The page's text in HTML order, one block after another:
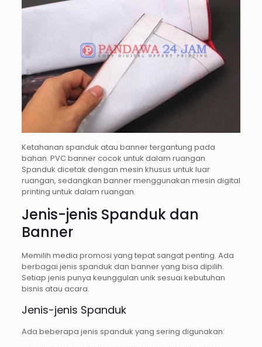
Ketahanan spanduk atau banner tergantung pada
bahan. PVC banner cocok untuk dalam ruangan.
Spanduk dicetak dengan mesin khusus untuk luar
ruangan, sedangkan banner menggunakan mesin digital
printing untuk dalam ruangan.
Jenis-jenis Spanduk dan
Banner
Memilih media promosi yang tepat sangat penting. Ada
berbagai jenis spanduk dan banner yang bisa dipilih.
Setiap jenis punya keunggulan unik sesuai kebutuhan
bisnis atau acara.
Jenis-jenis Spanduk
Ada beberapa jenis spanduk yang sering digunakan: